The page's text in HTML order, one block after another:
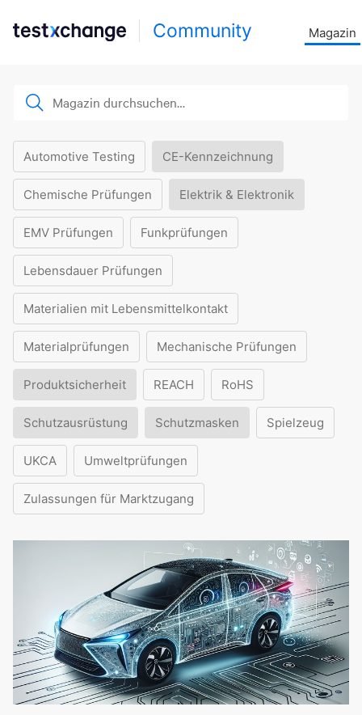
Community Magazin
Automotive Testing CE-Kennzeichnung
Chemische Prüfungen Elektrik & Elektronik
EMV Prüfungen Funkprüfungen
Lebensdauer Prüfungen
Materialien mit Lebensmittelkontakt
Materialprüfungen Mechanische Prüfungen
Produktsicherheit REACH RoHS
Schutzausrüstung Schutzmasken Spielzeug
UKCA Umweltprüfungen
Zulassungen für Marktzugang